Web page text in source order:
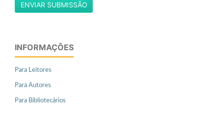
ENVIAR SUBMISSÃO
INFORMAÇÕES
Para Leitores
Para Autores
Para Bibliotecários